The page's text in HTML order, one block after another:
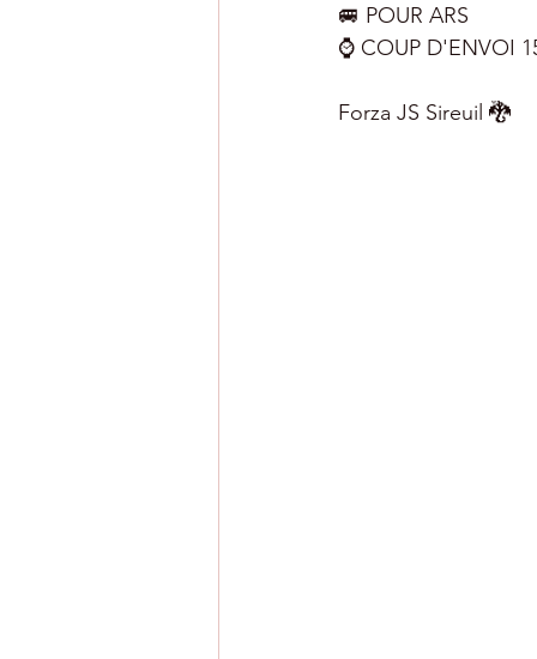
🚐 POUR ARS
⌚️ COUP D'ENVOI
Forza JS Sireuil 🐉